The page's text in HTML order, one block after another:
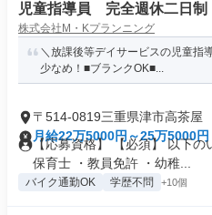
児童指導員 完全週休二日
株式会社M・Kプランニング
＼放課後等デイサービスの児童指
少なめ！■ブランクOK■...
〒514-0819三重県津市高茶屋
月給22万5000円～25万5000円
【応募資格】 【必須】 以下の
保育士 ・教員免許 ・幼稚...
バイク通勤OK 学歴不問 +10個